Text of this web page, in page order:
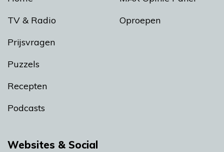
TV & Radio
Prijsvragen
Puzzels
Recepten
Podcasts
Oproepen
Websites & Social